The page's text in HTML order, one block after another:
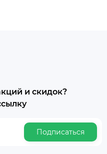
и скидок?
Подписаться